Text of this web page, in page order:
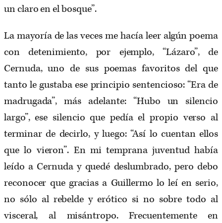
un claro en el bosque”.
La mayoría de las veces me hacía leer algún poema
con detenimiento, por ejemplo, “Lázaro”, de
Cernuda, uno de sus poemas favoritos del que
tanto le gustaba ese principio sentencioso: “Era de
madrugada”, más adelante: “Hubo un silencio
largo”, ese silencio que pedía el propio verso al
terminar de decirlo, y luego: “Así lo cuentan ellos
que lo vieron”. En mi temprana juventud había
leído a Cernuda y quedé deslumbrado, pero debo
reconocer que gracias a Guillermo lo leí en serio,
no sólo al rebelde y erótico si no sobre todo al
visceral, al misántropo. Frecuentemente en